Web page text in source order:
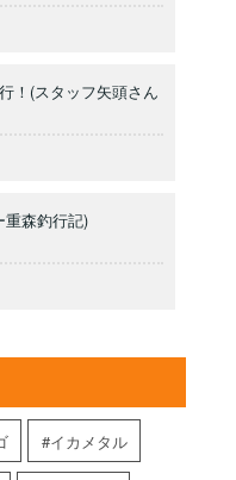
！(スタッフ矢頭さん
重森釣行記)
イカメタル